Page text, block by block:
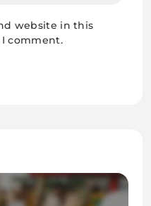
website in this
comment.